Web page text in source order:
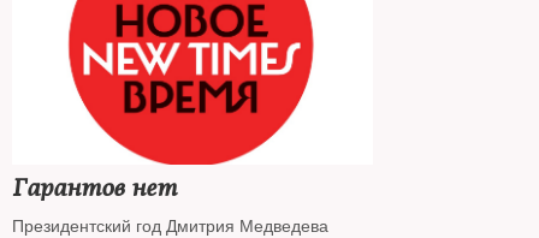
Гарантов нет
Президентский год Дмитрия Медведева